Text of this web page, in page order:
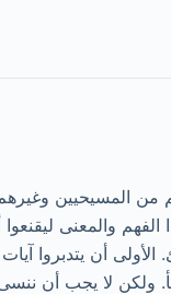
من المسيحيين
والمعنى
الأولى أن يتدبروا
ولكن لا يجب أن